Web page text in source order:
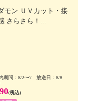
モン ＵＶカット・接
さらさら！...
期間：8/2〜7 放送日：8/8
(税込)